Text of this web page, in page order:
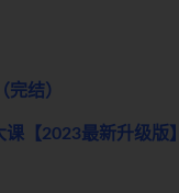
结）
【2023最新升级版】